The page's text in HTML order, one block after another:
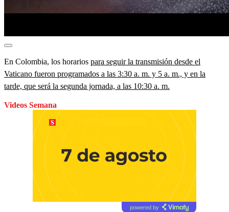
En Colombia, los horarios para seguir la transmisión desde el
Vaticano fueron programados a las 3:30 a. m. y 5 a. m., y en la
tarde, que será la segunda jornada, a las 10:30 a. m.
Videos Semana
powered by